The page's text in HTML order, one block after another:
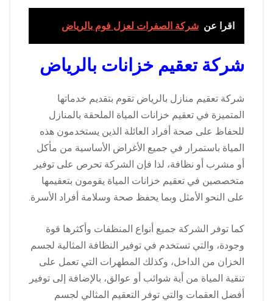
اقرا عن شركة الصفرات لعزل فوم بالرياض
شركة تعقيم خزانات بالرياض
شركة تعقيم منازل بالرياض تقوم بتقديم خدماتها
المتميزة في تعقيم خزانات المياة الملحقة بالمنازل
للحفاظ على صحة أفراد العائلة الذين يستخدمون هذه
المياة باستمرار في جميع الأغراض الأساسية من مأكل
أو مشرب أو نظافة، لذا فإن الشركة تحرص على توفير
متخصصين في تعقيم خزانات المياة يقومون بتعقيمها
على النحو الأمثل وبما يحفظ صحة وسلامة أفراد الأسرة.
كما توفر الشركة جميع أنواع المنظفات وأكثرها قوة
وجودة، والتي تستخدم في توفير النظافة المثالية لجسم
الخزان من الداخل، وكذلك المطهرات التي تعمل على
تنقية المياة من أية شوائب أو عوالق، بالإضافة إلى توفير
أفضل العقمات والتي توفر التعقيم المثالي لجسم